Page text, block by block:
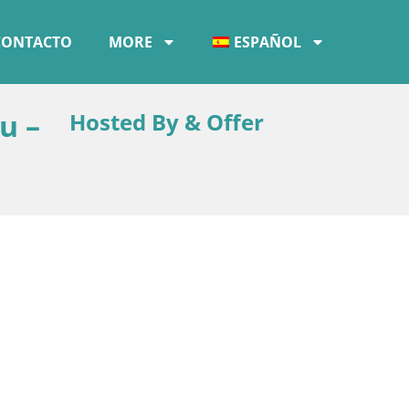
MORE ESPAÑOL
– Hosted By & Offer